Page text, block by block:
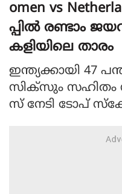
omen vs
പ്പിൽ രണ്ടാം
കളിയിലെ താരം
ഇന്ത്യക്കായി 47
സിക്‌സും സഹിതം
സ് നേടി ടോപ്